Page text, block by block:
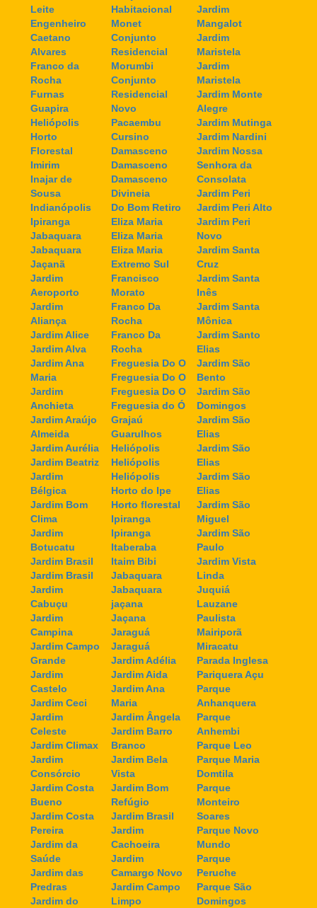
Leite
Engenheiro
Caetano
Alvares
Franco da
Rocha
Furnas
Guapira
Heliópolis
Horto
Florestal
Imirim
Inajar de
Sousa
Indianópolis
Ipiranga
Jabaquara
Jabaquara
Jaçanã
Jardim
Aeroporto
Jardim
Aliança
Jardim Alice
Jardim Alva
Jardim Ana
Maria
Jardim
Anchieta
Jardim Araújo
Almeida
Jardim Aurélia
Jardim Beatriz
Jardim
Bélgica
Jardim Bom
Clima
Jardim
Botucatu
Jardim Brasil
Jardim Brasil
Jardim
Cabuçu
Jardim
Campina
Jardim Campo
Grande
Jardim
Castelo
Jardim Ceci
Jardim
Celeste
Jardim Climax
Jardim
Consórcio
Jardim Costa
Bueno
Jardim Costa
Pereira
Jardim da
Saúde
Jardim das
Predras
Jardim do
Habitacional
Monet
Conjunto
Residencial
Morumbi
Conjunto
Residencial
Novo
Pacaembu
Cursino
Damasceno
Damasceno
Damasceno
Divineia
Do Bom Retiro
Eliza Maria
Eliza Maria
Eliza Maria
Extremo Sul
Francisco
Morato
Franco Da
Rocha
Franco Da
Rocha
Freguesia Do O
Freguesia Do O
Freguesia Do O
Freguesia do Ó
Grajaú
Guarulhos
Heliópolis
Heliópolis
Heliópolis
Horto do Ipe
Horto florestal
Ipiranga
Ipiranga
Itaberaba
Itaim Bibi
Jabaquara
Jabaquara
jaçana
Jaçana
Jaraguá
Jaraguá
Jardim Adélia
Jardim Aida
Jardim Ana
Maria
Jardim Ângela
Jardim Barro
Branco
Jardim Bela
Vista
Jardim Bom
Refúgio
Jardim Brasil
Jardim
Cachoeira
Jardim
Camargo Novo
Jardim Campo
Limpo
Jardim
Mangalot
Jardim
Maristela
Jardim
Maristela
Jardim Monte
Alegre
Jardim Mutinga
Jardim Nardini
Jardim Nossa
Senhora da
Consolata
Jardim Peri
Jardim Peri Alto
Jardim Peri
Novo
Jardim Santa
Cruz
Jardim Santa
Inês
Jardim Santa
Mônica
Jardim Santo
Elias
Jardim São
Bento
Jardim São
Domingos
Jardim São
Elias
Jardim São
Elias
Jardim São
Elias
Jardim São
Miguel
Jardim São
Paulo
Jardim Vista
Linda
Juquiá
Lauzane
Paulista
Mairiporã
Miracatu
Parada Inglesa
Pariquera Açu
Parque
Anhanquera
Parque
Anhembi
Parque Leo
Parque Maria
Domtila
Parque
Monteiro
Soares
Parque Novo
Mundo
Parque
Peruche
Parque São
Domingos